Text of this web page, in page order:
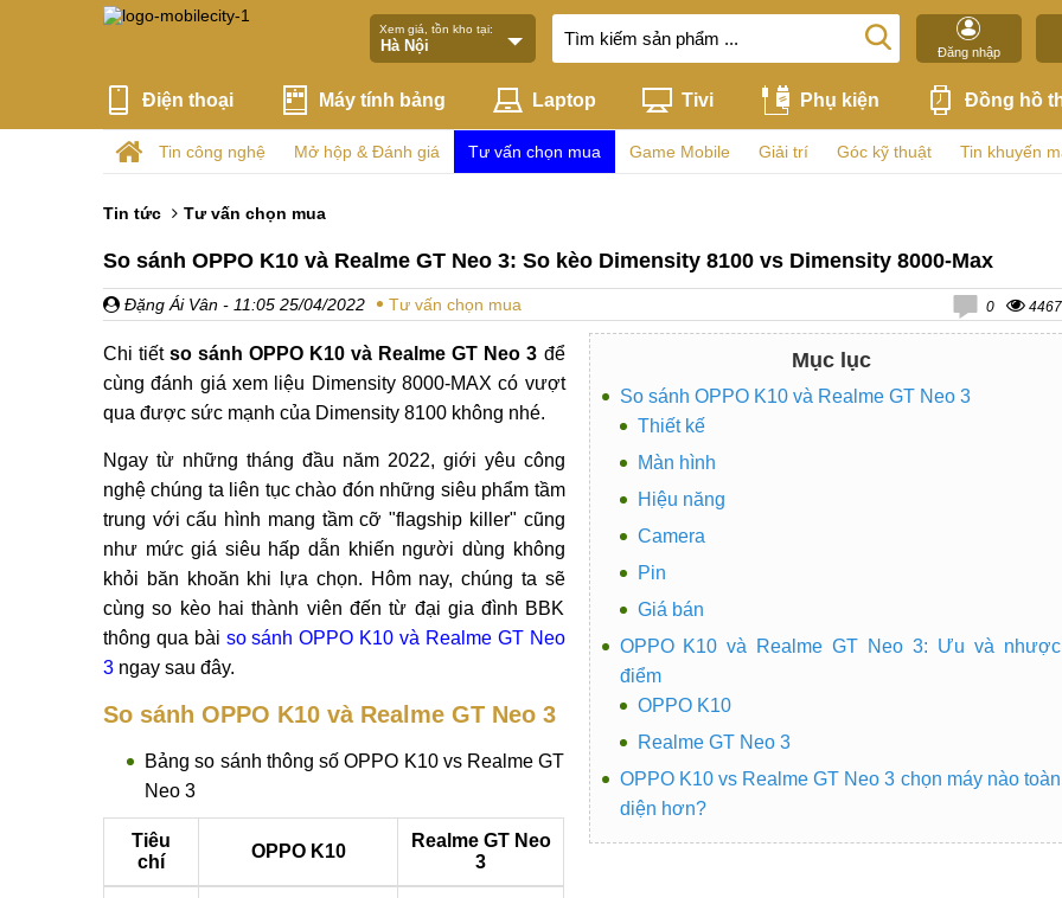
Xem giá, tồn kho tại:
Đăng nhập
Điện thoại Máy tính bảng Laptop Tivi Phụ kiện Đồng hồ
Tin công nghệ Mở hộp & Đánh giá Tư vấn chọn mua Game Mobile Giải trí Góc kỹ thuật Tin khuyến
Tin tức Tư vấn chọn mua
So sánh OPPO K10 và Realme GT Neo 3: So kèo Dimensity 8100 vs Dimensity 8000-Max
Đặng Ái Vân - 11:05 25/04/2022 Tư vấn chọn mua 0 4467
Mục lục
So sánh OPPO K10 và Realme GT Neo 3
Thiết kế
Màn hình
Hiệu năng
Camera
Pin
Giá bán
OPPO K10 và Realme GT Neo 3: Ưu và nhược
điểm
OPPO K10
Realme GT Neo 3
OPPO K10 vs Realme GT Neo 3 chọn máy nào toàn
diện hơn?
Chi tiếtso sánh OPPO K10 và Realme GT Neo 3 để
cùng đánh giá xem liệu Dimensity 8000-MAX có vượt
qua được sức mạnh của Dimensity 8100 không nhé.
Ngay từ những tháng đầu năm 2022, giới yêu công
nghệ chúng ta liên tục chào đón những siêu phẩm tầm
trung với cấu hình mang tầm cỡ "flagship killer" cũng
như mức giá siêu hấp dẫn khiến người dùng không
khỏi băn khoăn khi lựa chọn. Hôm nay, chúng ta sẽ
cùng so kèo hai thành viên đến từ đại gia đình BBK
thông qua bài so sánh OPPO K10 và Realme GT Neo
3 ngay sau đây.
So sánh OPPO K10 và Realme GT Neo 3
Bảng so sánh thông số OPPO K10 vs Realme GT
Neo 3
Tiêu
chí
OPPO K10
Realme GT Neo
3